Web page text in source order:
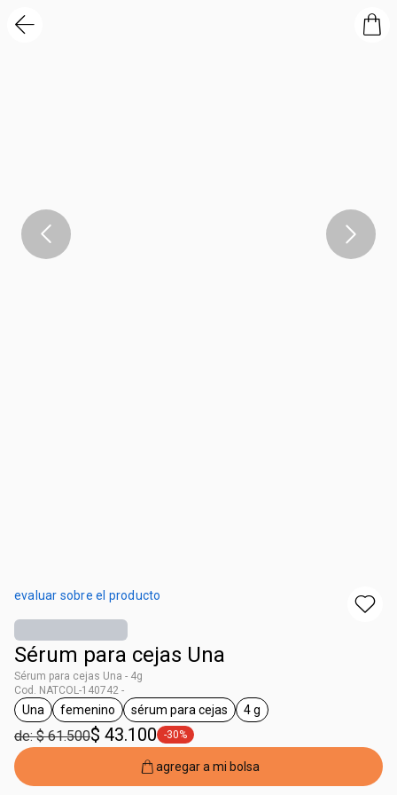
evaluar sobre el producto
Sérum para cejas Una
Sérum para cejas Una - 4g
Cod. NATCOL-140742 -
general.tag Una
Una
general.tag femenino
femenino
general.tag sérum para cejas
sérum para cejas
general.tag 4 g
4 g
de: $ 61.500$ 43.100 general.tag -30%
-30%
agregar a mi bolsa